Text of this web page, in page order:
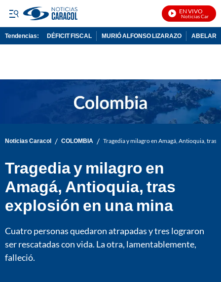
EN VIVO
Noticias Caracol
Tendencias: DÉFICIT FISCAL MURIÓ ALFONSO LIZARAZO
Noticias Caracol / COLOMBIA / Tragedia y milagro en Amagá, Antioquia, tras
Tragedia y milagro en
Amagá, Antioquia, tras
explosión en una mina
Cuatro personas quedaron atrapadas y tres lograron
ser rescatadas con vida. La otra, lamentablemente,
falleció.